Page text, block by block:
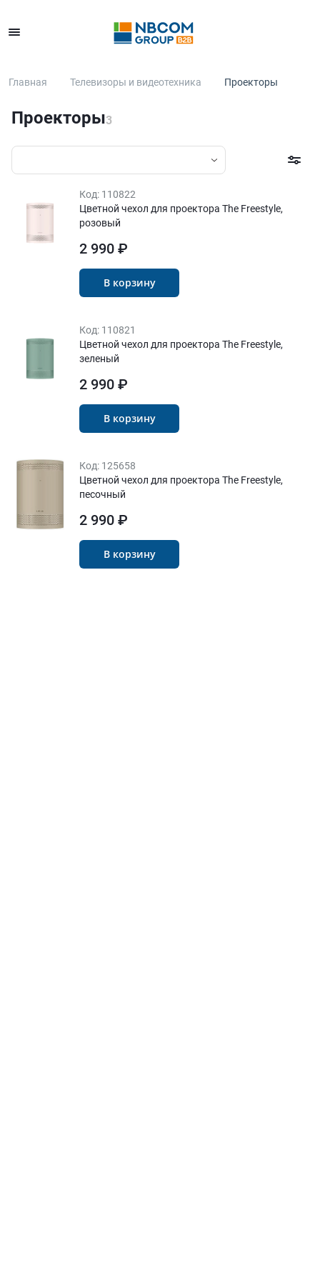
Главная Телевизоры и видеотехника Проекторы
Проекторы3
Код: 110822
Цветной чехол для проектора The Freestyle,
розовый
2 990 ₽
В корзину
Код: 110821
Цветной чехол для проектора The Freestyle,
зеленый
2 990 ₽
В корзину
Код: 125658
Цветной чехол для проектора The Freestyle,
песочный
2 990 ₽
В корзину